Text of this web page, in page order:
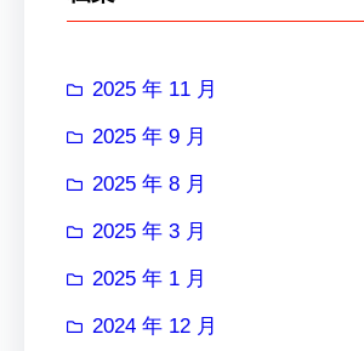
2025 年 11 月
2025 年 9 月
2025 年 8 月
2025 年 3 月
2025 年 1 月
2024 年 12 月